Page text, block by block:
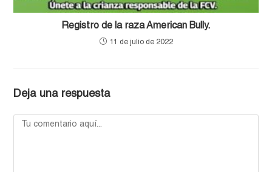
Registro de la raza American Bully.
11 de julio de 2022
Deja una respuesta